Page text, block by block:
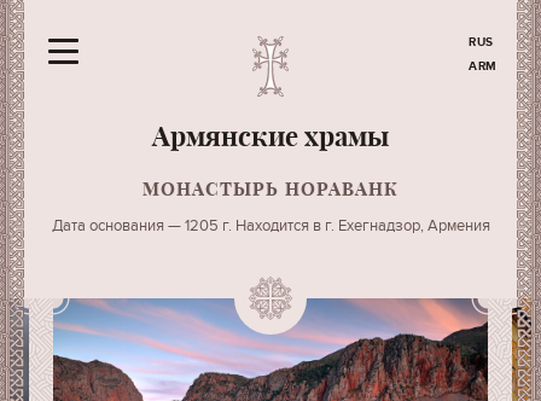
RUS
ARM
Армянские храмы
МОНАСТЫРЬ НОРАВАНК
Дата основания — 1205 г. Находится в г. Ехегнадзор, Армения